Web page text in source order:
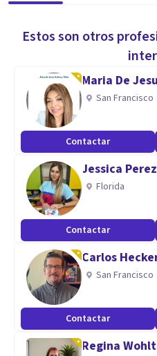
Estos son otros
Maria De
San Francisco
Contactar
Jessica
Florida
Contactar
Carlos
San Francisco
Contactar
Regina